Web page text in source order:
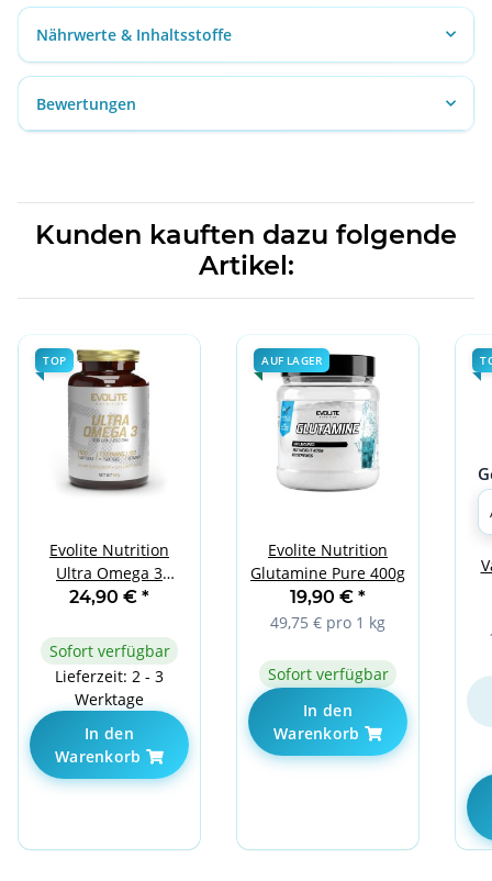
Nährwerte & Inhaltsstoffe
Bewertungen
Kunden kauften dazu folgende
Artikel:
TOP
Evolite Nutrition
Ultra Omega 3
500EPA / 250DHA 100
24,90 € *
Sofort verfügbar
Lieferzeit: 2 - 3
Werktage
In den
Warenkorb
AUF LAGER
Evolite Nutrition
Glutamine Pure 400g
19,90 € *
49,75 € pro 1 kg
Sofort verfügbar
In den
Warenkorb